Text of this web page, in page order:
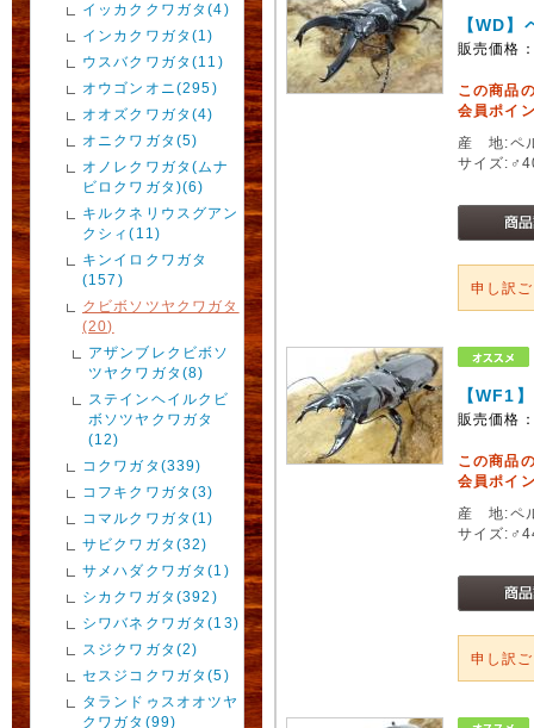
イッカククワガタ(4)
インカクワガタ(1)
ウスバクワガタ(11)
オウゴンオニ(295)
オオズクワガタ(4)
オニクワガタ(5)
オノレクワガタ(ムナ
ビロクワガタ)(6)
キルクネリウスグアン
クシィ(11)
キンイロクワガタ
(157)
クビボソツヤクワガタ
(20)
アザンブレクビボソ
ツヤクワガタ(8)
ステインヘイルクビ
ボソツヤクワガタ
(12)
コクワガタ(339)
コフキクワガタ(3)
コマルクワガタ(1)
サビクワガタ(32)
サメハダクワガタ(1)
シカクワガタ(392)
シワバネクワガタ(13)
スジクワガタ(2)
セスジコクワガタ(5)
タランドゥスオオツヤ
クワガタ(99)
【WD
販売価格
この商品
会員ポイ
産 地:ペ
サイズ
申し訳
【WF1
販売価格
この商品
会員ポイ
産 地:ペ
サイズ
申し訳